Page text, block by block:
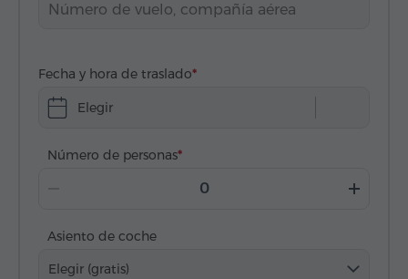
Fecha y hora de traslado
Elegir
Número de personas
Asiento de coche
Elegir (gratis)